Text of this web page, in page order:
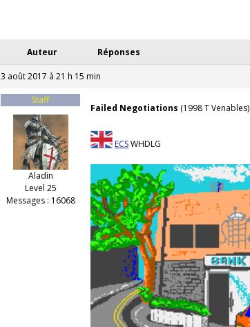
Auteur Réponses
3 août 2017 à 21 h 15 min
Staff
Aladin
Level 25
Messages : 16068
Failed Negotiations (1998 T Venables)
ECSWHDLG